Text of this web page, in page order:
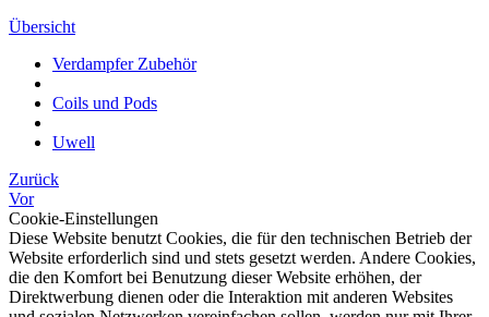
Übersicht
Verdampfer Zubehör
Coils und Pods
Uwell
Zurück
Vor
Cookie-Einstellungen
Diese Website benutzt Cookies, die für den technischen Betrieb der
Website erforderlich sind und stets gesetzt werden. Andere Cookies,
die den Komfort bei Benutzung dieser Website erhöhen, der
Direktwerbung dienen oder die Interaktion mit anderen Websites